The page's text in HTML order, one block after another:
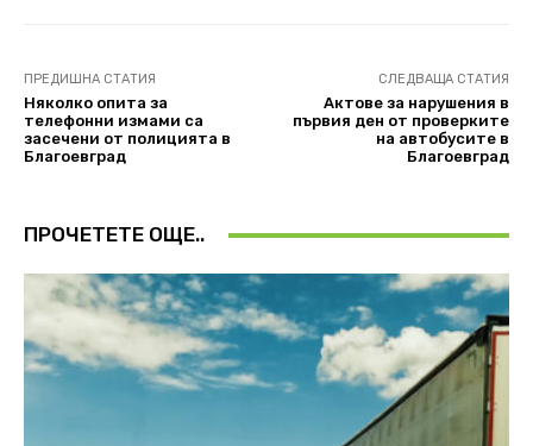
ПРЕДИШНА СТАТИЯ
Няколко опита за
телефонни измами са
засечени от полицията в
Благоевград
СЛЕДВАЩА СТАТИЯ
Актове за нарушения в
първия ден от проверките
на автобусите в
Благоевград
ПРОЧЕТЕТЕ ОЩЕ..